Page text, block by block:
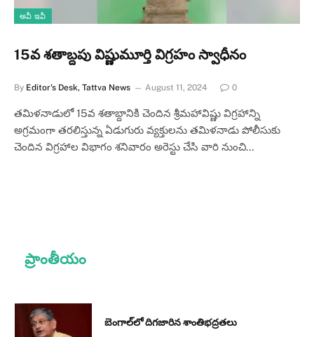
అవీ ఇవీ
15వ శతాబ్దపు విష్ణుమూర్తి విగ్రహం స్వాధీనం
By Editor's Desk, Tattva News August 11, 2024 0
తమిళనాడులో 15వ శతాబ్దానికి చెందిన శ్రీమహావిష్ణు విగ్రహాన్ని
అగ్రమంగా తరలిస్తున్న ఏడుగురు వ్యక్తులను తమిళనాడు పోలీసుకు
చెందిన విగ్రహాల విభాగం శనివారం అరెస్టు చేసి వారి నుంచి…
ప్రాంతీయం
బెంగాల్‌లో దిగజారిన శాంతిభద్రతలు